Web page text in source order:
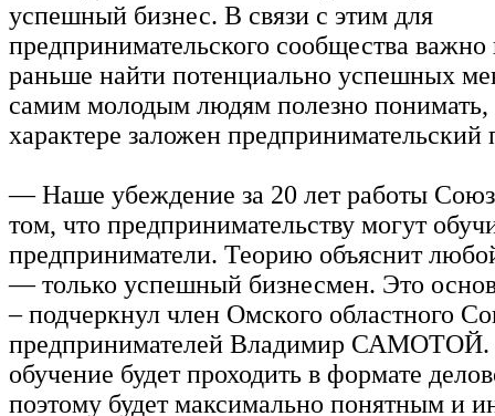
успешный бизнес. В связи с этим для
предпринимательского сообщества
раньше найти потенциально успешных
самим молодым людям полезно понимать,
характере заложен предпринимательский
— Наше убеждение за 20 лет работы
том, что предпринимательству могут
предприниматели. Теорию объяснит
— только успешный бизнесмен. Это
– подчеркнул член Омского областного
предпринимателей Владимир САМОТОЙ.
обучение будет проходить в формате
поэтому будет максимально понятным и